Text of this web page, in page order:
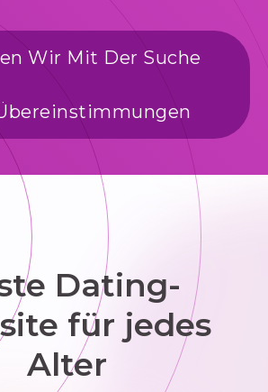
Wir Mit Der Suche
Dating-
für jedes
Alter